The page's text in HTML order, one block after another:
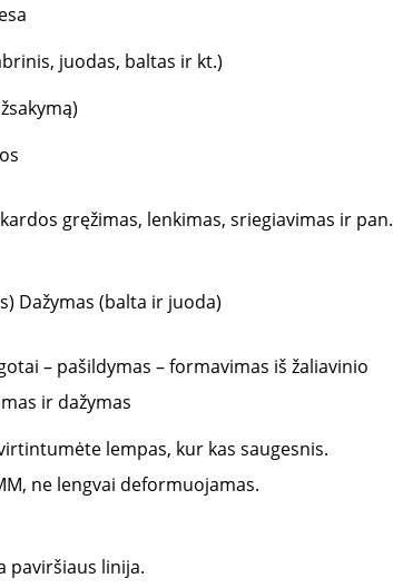
juodas, baltas ir kt.)
gręžimas, lenkimas, sriegiavimas ir pan.
Dažymas (balta ir juoda)
– pašildymas – formavimas iš žaliavinio
ir dažymas
lempas, kur kas saugesnis.
ne lengvai deformuojamas.
paviršiaus linija.